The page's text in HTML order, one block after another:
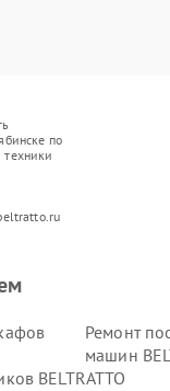
по
Ремонт
машин
BELTRATTO